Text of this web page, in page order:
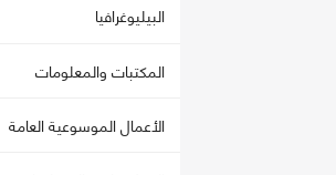
البيليوغرافيا
المكتبات والمعلومات
الأعمال الموسوعية العامة